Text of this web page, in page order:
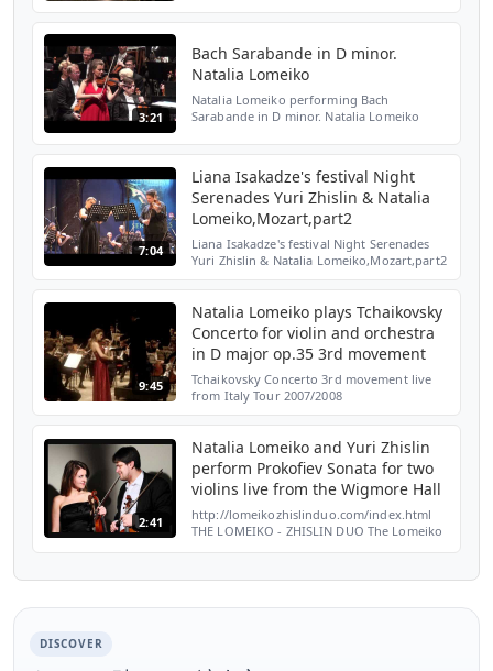
3:21
Bach Sarabande in D minor.
Natalia Lomeiko
Natalia Lomeiko performing Bach
Sarabande in D minor. Natalia Lomeiko
7:04
Liana Isakadze's festival Night
Serenades Yuri Zhislin & Natalia
Lomeiko,Mozart,part2
Liana Isakadze's festival Night Serenades
Yuri Zhislin & Natalia Lomeiko,Mozart,part2
9:45
Natalia Lomeiko plays Tchaikovsky
Concerto for violin and orchestra
in D major op.35 3rd movement
Tchaikovsky Concerto 3rd movement live
from Italy Tour 2007/2008
2:41
Natalia Lomeiko and Yuri Zhislin
perform Prokofiev Sonata for two
violins live from the Wigmore Hall
http://lomeikozhislinduo.com/index.html
THE LOMEIKO - ZHISLIN DUO The Lomeiko
together on sta...
DISCOVER